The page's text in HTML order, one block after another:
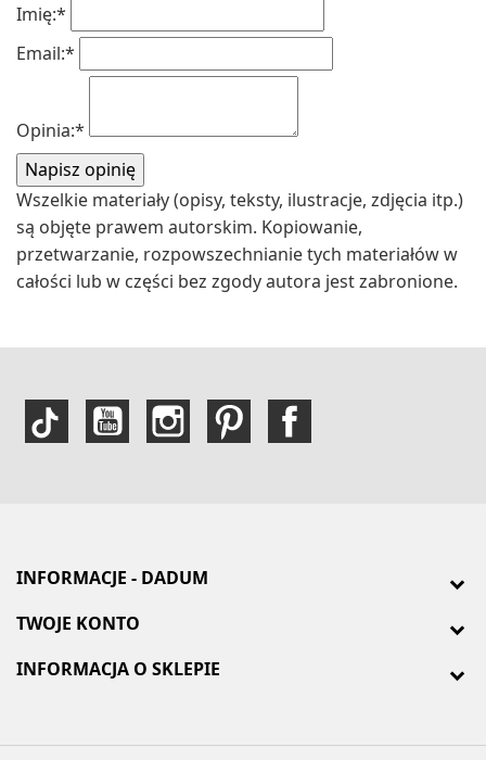
Imię:*
Email:*
Opinia:*
Wszelkie materiały (opisy, teksty, ilustracje, zdjęcia itp.)
są objęte prawem autorskim. Kopiowanie,
przetwarzanie, rozpowszechnianie tych materiałów w
całości lub w części bez zgody autora jest zabronione.
INFORMACJE - DADUM
TWOJE KONTO
INFORMACJA O SKLEPIE